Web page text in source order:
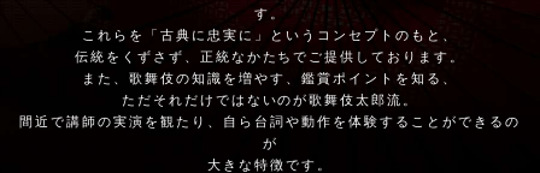
す。
これらを「古典に忠実に」というコンセプトのもと、
伝統をくずさず、正統なかたちでご提供しております。
また、歌舞伎の知識を増やす、鑑賞ポイントを知る、
ただそれだけではないのが歌舞伎太郎流。
間近で講師の実演を観たり、自ら台詞や動作を体験することができるの
が
大きな特徴です。